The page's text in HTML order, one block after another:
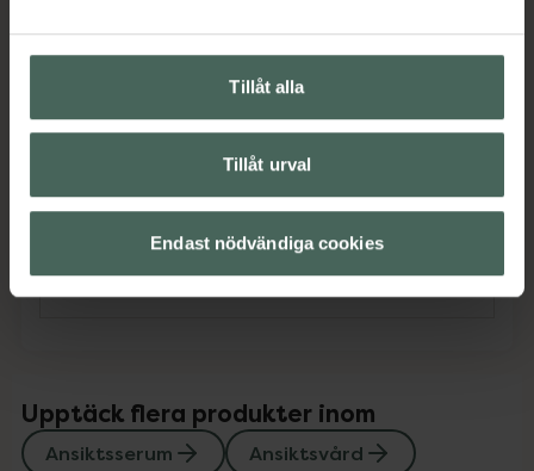
Tillåt alla
Tillåt urval
Endast nödvändiga cookies
AnsiktsserumAnsiktsvårdFrench Beauty
HudbesvärHudbesvärHudvård
Rosacea och rodnadRosacea och rodnad
Torr hudTorr hudUnder 500 kr
Omdömen Visa
Instruktioner Visa
Upptäck flera produkter inom
Ansiktsserum
Ansiktsvård